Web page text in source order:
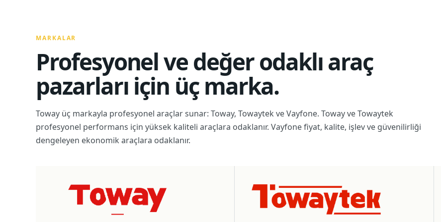
MARKALAR
Profesyonel ve değer odaklı araç
pazarları için üç marka.
Toway üç markayla profesyonel araçlar sunar: Toway, Towaytek ve Vayfone. Toway ve Towaytek
profesyonel performans için yüksek kaliteli araçlara odaklanır. Vayfone fiyat, kalite, işlev ve güvenilirliği
dengeleyen ekonomik araçlara odaklanır.